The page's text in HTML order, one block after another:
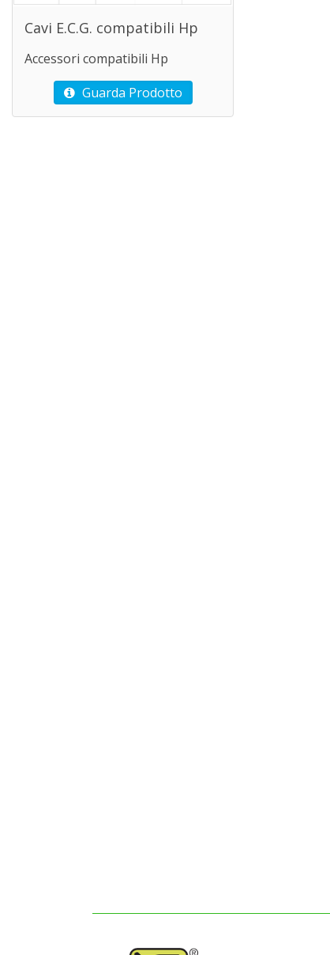
Cavi E.C.G. compatibili Hp
Accessori compatibili Hp
Guarda Prodotto